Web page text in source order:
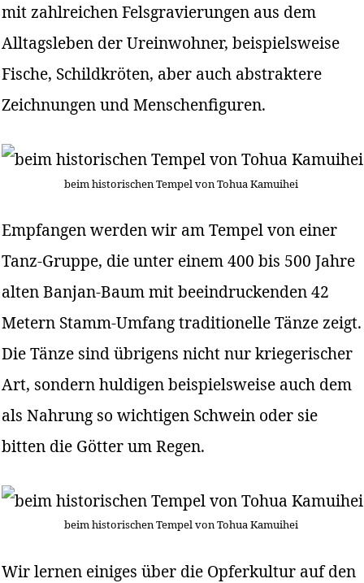
mit zahlreichen Felsgravierungen aus dem
Alltagsleben der Ureinwohner, beispielsweise
Fische, Schildkröten, aber auch abstraktere
Zeichnungen und Menschenfiguren.
beim historischen Tempel von Tohua Kamuihei
Empfangen werden wir am Tempel von einer
Tanz-Gruppe, die unter einem 400 bis 500 Jahre
alten Banjan-Baum mit beeindruckenden 42
Metern Stamm-Umfang traditionelle Tänze zeigt.
Die Tänze sind übrigens nicht nur kriegerischer
Art, sondern huldigen beispielsweise auch dem
als Nahrung so wichtigen Schwein oder sie
bitten die Götter um Regen.
beim historischen Tempel von Tohua Kamuihei
Wir lernen einiges über die Opferkultur auf den